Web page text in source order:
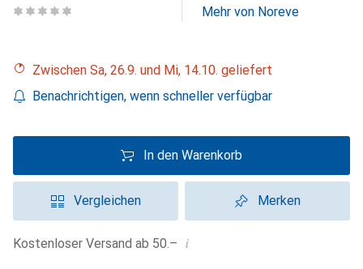
Mehr von Noreve
Zwischen Sa, 26.9. und Mi, 14.10. geliefert
Benachrichtigen, wenn schneller verfügbar
In den Warenkorb
Vergleichen Merken
Kostenloser Versand ab 50.– i